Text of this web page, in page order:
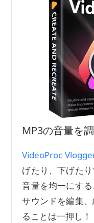
MP3の音量を
VideoProc
げたり、下げた
音量を均一にする
サウンドを編集
ることは一押し！